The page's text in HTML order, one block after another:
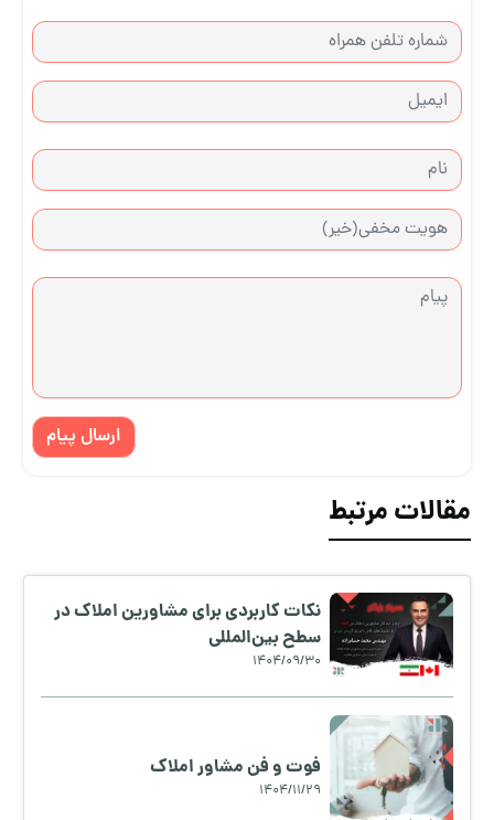
ارسال پیام
مقالات مرتبط
نکات کاربردی برای مشاورین املاک در
سطح بین‌المللی
1404/09/30
فوت و فن مشاور املاک
1404/11/29